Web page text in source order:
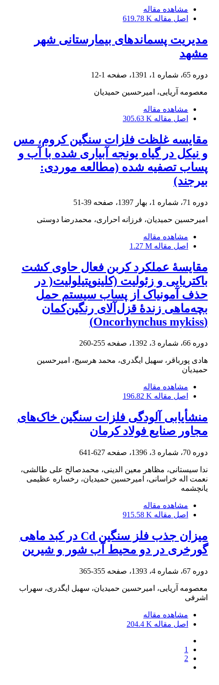
مشاهده مقاله
اصل مقاله 619.78 K
مدیریت پسماندهای بیمارستانی شهر
مشهد
دوره 65، شماره 1، 1391، صفحه 1-12
معصومه آریایی، امیرحسین حمیدیان
مشاهده مقاله
اصل مقاله 305.63 K
مقایسه غلظت فلزات سنگین کروم، مس
و نیکل در گیاه یونجه آبیاری شده با آب و
پساب تصفیه شده (مطالعه موردی:
بیرجند)
دوره 71، شماره 1، بهار 1397، صفحه 39-51
امیرحسین حمیدیان، فرزانه احراری، محمدرضا دوستی
مشاهده مقاله
اصل مقاله 1.27 M
مقایسۀ عملکرد کربن فعال حاوی کشت
باکتریایی و زئولیت (کلینوپتیلولیت( در
حذف آمونیاک از پساب سیستم حمل
بچه‌ماهی زندۀ قزل‌آلای رنگین‌کمان
(Oncorhynchus mykiss)
دوره 66، شماره 3، 1392، صفحه 255-260
هادی پورباقر، سهیل ایگدری، محمد هرسیج، امیرحسین
حمیدیان
مشاهده مقاله
اصل مقاله 196.82 K
منشأیابی آلودگی فلزات سنگین خاک‌های
مجاور صنایع فولاد کرمان
دوره 70، شماره 3، 1396، صفحه 627-641
ندا سیستانی، مظاهر معین الدینی، محمدصالح علی طالشی،
نعمت اله خراسانی، امیرحسین حمیدیان، رخساره عظیمی
یانچشمه
مشاهده مقاله
اصل مقاله 915.58 K
میزان جذب فلز سنگین Cd در کبد ماهی
گورخری در دو محیط آب شور و شیرین
دوره 67، شماره 4، 1393، صفحه 355-365
معصومه آریایی، امیرحسین حمیدیان، سهیل ایگدری، سهراب
اشرفی
مشاهده مقاله
اصل مقاله 204.4 K
1
2